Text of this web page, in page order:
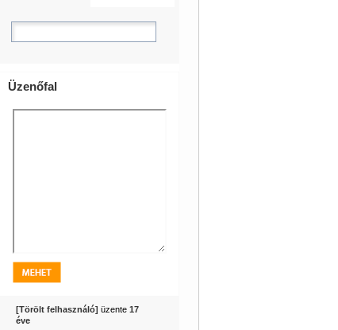
Üzenőfal
[Törölt felhasználó] üzente 17
éve